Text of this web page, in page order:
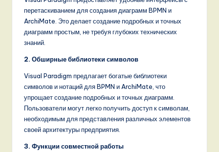
перетаскиванием для создания диаграмм BPMN и
ArchiMate. Это делает создание подробных и точных
диаграмм простым, не требуя глубоких технических
знаний.
2. Обширные библиотеки символов
Visual Paradigm предлагает богатые библиотеки
символов и нотаций для BPMN и ArchiMate, что
упрощает создание подробных и точных диаграмм.
Пользователи могут легко получить доступ к символам,
необходимым для представления различных элементов
своей архитектуры предприятия.
3. Функции совместной работы